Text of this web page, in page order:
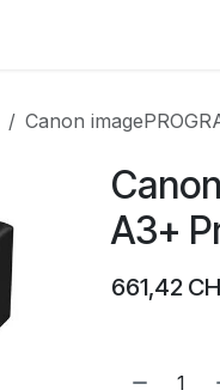
Canon
A3+
661,42